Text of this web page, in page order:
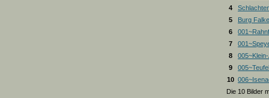
4
5
Burg
6
7
8
9
10
Die 10 Bilder